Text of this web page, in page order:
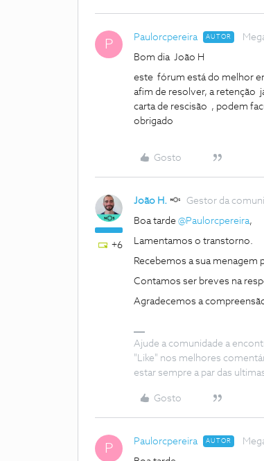
P Paulorcpereira AUTOR
Bom dia João H
este fórum está do melhor
afim de resolver, a retenção
carta de rescisão , podem
obrigado
Gosto
+6
João H. Gestor da
Boa tarde @Paulorcpereira,
Lamentamos o transtorno.
Recebemos a sua menagem
Contamos ser breves na
Agradecemos a
Ajude a comunidade a
"Like" nos melhores
estar sempre a par das
Gosto
P Paulorcpereira AUTOR